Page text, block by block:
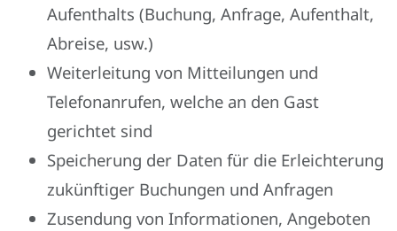
Aufenthalts (Buchung, Anfrage, Aufenthalt,
Abreise, usw.)
Weiterleitung von Mitteilungen und
Telefonanrufen, welche an den Gast
gerichtet sind
Speicherung der Daten für die Erleichterung
zukünftiger Buchungen und Anfragen
Zusendung von Informationen, Angeboten